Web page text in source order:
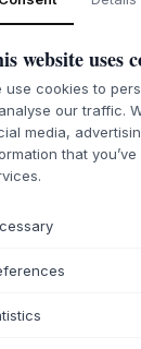
website uses
use cookies to
our traffic.
media,
that